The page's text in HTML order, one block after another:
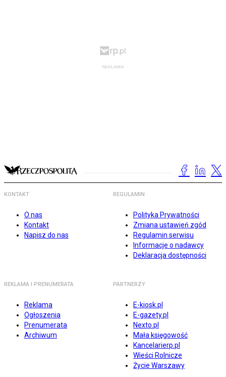
KONTAKT
O nas
Kontakt
Napisz do nas
REGULAMIN
Polityka Prywatności
Zmiana ustawień zgód
Regulamin serwisu
Informacje o nadawcy
Deklaracja dostępności
REKLAMA I PRENUMERATA
Reklama
Ogłoszenia
Prenumerata
Archiwum
PARTNERZY
E-kiosk.pl
E-gazety.pl
Nexto.pl
Mała księgowość
Kancelarierp.pl
Wieści Rolnicze
Życie Warszawy